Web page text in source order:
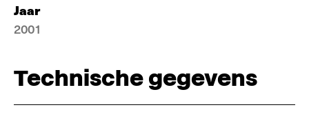
Jaar
2001
Technische gegevens